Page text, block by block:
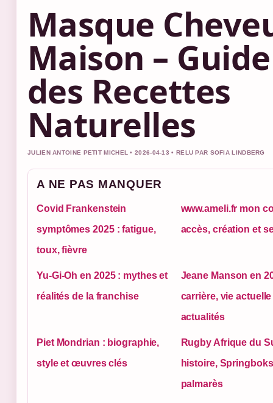
Masque
Maison – Guide
des Recettes
Naturelles
JULIEN ANTOINE PETIT MICHEL • 2026-04-13 • RELU PAR SOFIA LINDBERG
A NE PAS MANQUER
Covid Frankenstein
symptômes 2025 : fatigue,
toux, fièvre
www.ameli.fr mon
accès, création et
Yu-Gi-Oh en 2025 : mythes et
réalités de la franchise
Jeane Manson en
carrière, vie actuelle
actualités
Piet Mondrian : biographie,
style et œuvres clés
Rugby Afrique du
histoire,
palmarès